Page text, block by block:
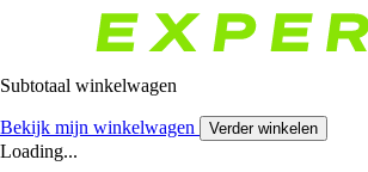
Subtotaal winkelwagen
Bekijk mijn winkelwagen Verder winkelen
Loading...